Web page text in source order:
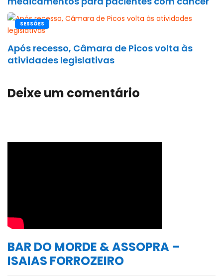
SESSÕES
Após recesso, Câmara de Picos volta às
atividades legislativas
Deixe um comentário
BAR DO MORDE & ASSOPRA –
ISAIAS FORROZEIRO